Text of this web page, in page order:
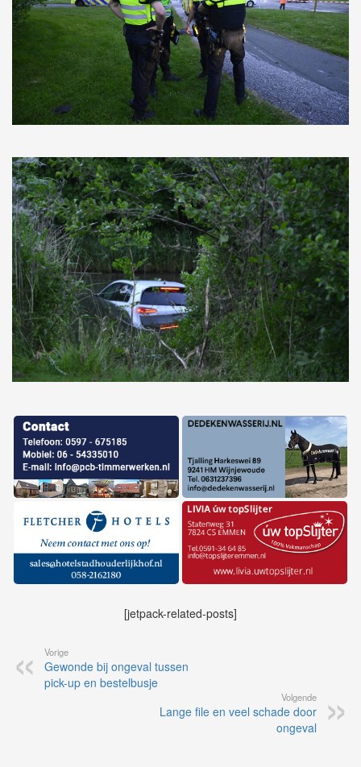
[jetpack-related-posts]
Vorige
Gewonde bij ongeval tussen
pick-up en bestelbusje
Volgende
Lange file en veel schade door
ongeval